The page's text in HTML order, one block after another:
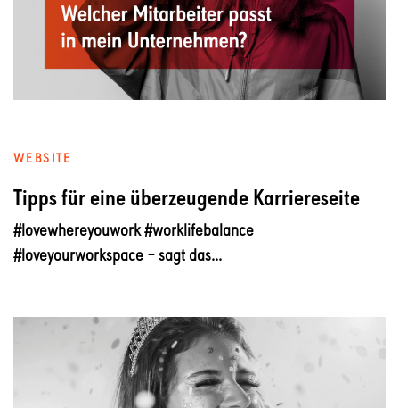
WEBSITE
Tipps für eine überzeugende Karriereseite
#lovewhereyouwork #worklifebalance
#loveyourworkspace – sagt das...